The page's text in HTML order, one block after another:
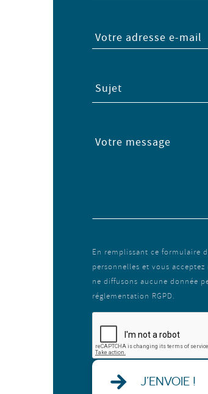
Votre adresse e-mail
Sujet
Votre message
En remplissant ce formulaire
personnelles et vous acceptez
ne diffusons aucune donnée
réglementation RGPD.